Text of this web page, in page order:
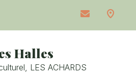
Halles
LES ACHARDS